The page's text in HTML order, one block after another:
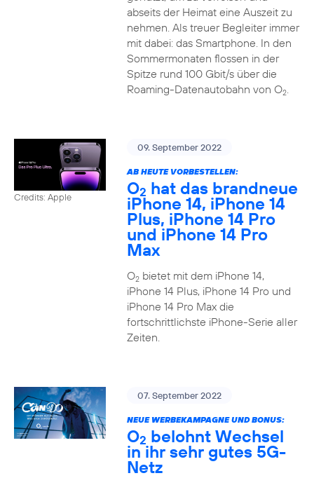
abseits der Heimat eine Auszeit zu
nehmen. Als treuer Begleiter immer
mit dabei: das Smartphone. In den
Sommermonaten flossen in der
Spitze rund 100 Gbit/s über die
Roaming-Datenautobahn von O2.
Credits: Apple
09. September 2022
AB HEUTE VORBESTELLEN:
O2 hat das brandneue
iPhone 14, iPhone 14
Plus, iPhone 14 Pro
und iPhone 14 Pro
Max
O2bietet mit dem iPhone 14,
iPhone 14 Plus, iPhone 14 Pro und
iPhone 14 Pro Max die
fortschrittlichste iPhone-Serie aller
Zeiten.
07. September 2022
NEUE WERBEKAMPAGNE UND BONUS:
O2 belohnt Wechsel
in ihr sehr gutes 5G-
Netz